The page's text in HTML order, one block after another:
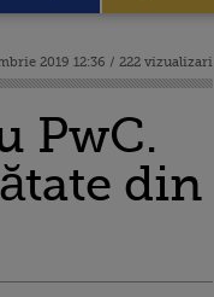
2019 12:36 / 222 vizualizari
PwC.
din